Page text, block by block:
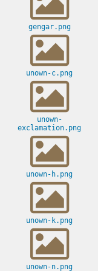
gengar.png
unown-c.png
unown-
exclamation.png
unown-h.png
unown-k.png
unown-n.png